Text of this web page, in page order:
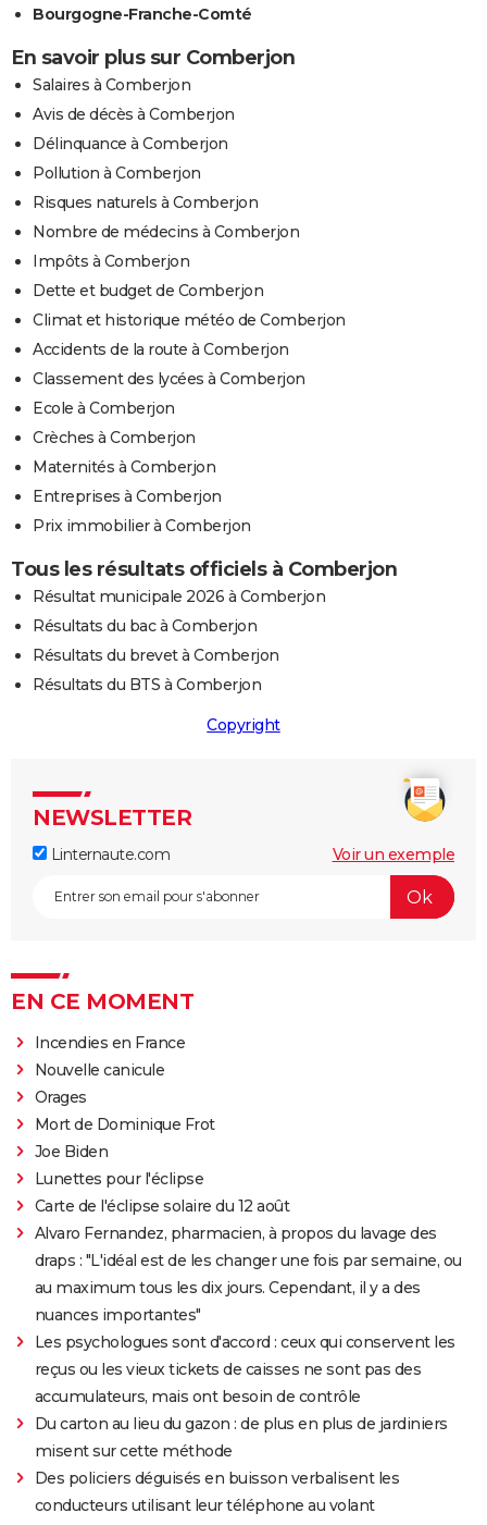
Bourgogne-Franche-Comté
En savoir plus sur Comberjon
Salaires à Comberjon
Avis de décès à Comberjon
Délinquance à Comberjon
Pollution à Comberjon
Risques naturels à Comberjon
Nombre de médecins à Comberjon
Impôts à Comberjon
Dette et budget de Comberjon
Climat et historique météo de Comberjon
Accidents de la route à Comberjon
Classement des lycées à Comberjon
Ecole à Comberjon
Crèches à Comberjon
Maternités à Comberjon
Entreprises à Comberjon
Prix immobilier à Comberjon
Tous les résultats officiels à Comberjon
Résultat municipale 2026 à Comberjon
Résultats du bac à Comberjon
Résultats du brevet à Comberjon
Résultats du BTS à Comberjon
Copyright
NEWSLETTER
Linternaute.com Voir un exemple
EN CE MOMENT
Incendies en France
Nouvelle canicule
Orages
Mort de Dominique Frot
Joe Biden
Lunettes pour l'éclipse
Carte de l'éclipse solaire du 12 août
Alvaro Fernandez, pharmacien, à propos du lavage des
draps : "L'idéal est de les changer une fois par semaine, ou
au maximum tous les dix jours. Cependant, il y a des
nuances importantes"
Les psychologues sont d'accord : ceux qui conservent les
reçus ou les vieux tickets de caisses ne sont pas des
accumulateurs, mais ont besoin de contrôle
Du carton au lieu du gazon : de plus en plus de jardiniers
misent sur cette méthode
Des policiers déguisés en buisson verbalisent les
conducteurs utilisant leur téléphone au volant